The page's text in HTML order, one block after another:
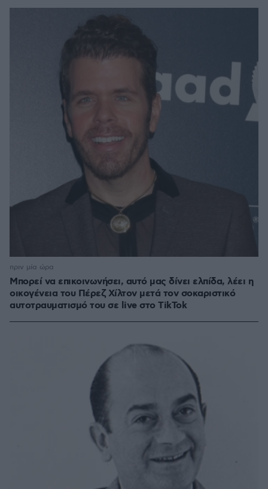
Μπορεί να επικοινωνήσει, αυτό μας δίνει ελπίδα, λέει η
οικογένεια του Πέρεζ Χίλτον μετά τον σοκαριστικό
αυτοτραυματισμό του σε live στο TikTok
πριν μία ώρα